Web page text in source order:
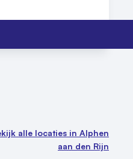
alle locaties in Alphen
aan den Rijn